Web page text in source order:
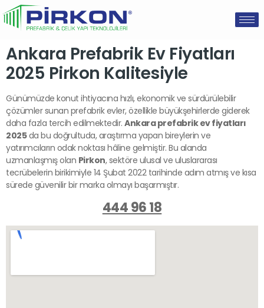
Ankara Prefabrik Ev Fiyatları
2025 Pirkon Kalitesiyle
Günümüzde konut ihtiyacına hızlı, ekonomik ve sürdürülebilir
çözümler sunan prefabrik evler, özellikle büyükşehirlerde giderek
daha fazla tercih edilmektedir. Ankara prefabrik ev fiyatları
2025da bu doğrultuda, araştırma yapan bireylerin ve
yatırımcıların odak noktası hâline gelmiştir. Bu alanda
uzmanlaşmış olan Pirkon, sektöre ulusal ve uluslararası
tecrübelerin birikimiyle 14 Şubat 2022 tarihinde adım atmış ve kısa
sürede güvenilir bir marka olmayı başarmıştır.
444 96 18